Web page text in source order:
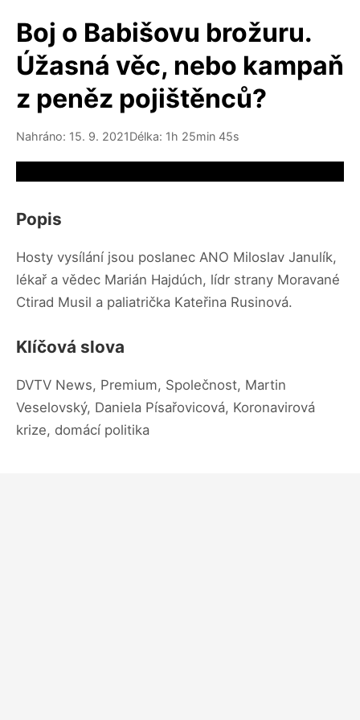
Boj o Babišovu brožuru.
Úžasná věc, nebo kampaň
z peněz pojištěnců?
Nahráno: 15. 9. 2021Délka: 1h 25min 45s
Popis
Hosty vysílání jsou poslanec ANO Miloslav Janulík,
lékař a vědec Marián Hajdúch, lídr strany Moravané
Ctirad Musil a paliatrička Kateřina Rusinová.
Klíčová slova
DVTV News, Premium, Společnost, Martin
Veselovský, Daniela Písařovicová, Koronavirová
krize, domácí politika